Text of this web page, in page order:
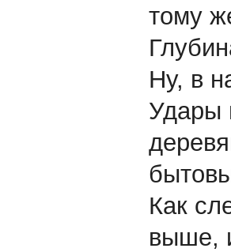
тому
Ну, в
Удары
Как
выше,